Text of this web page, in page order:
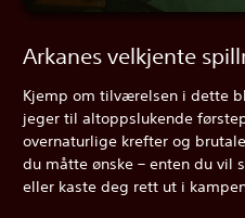
Arkanes velkjente
Kjemp om tilværelsen i dette
jeger til altoppslukende
overnaturlige krefter og
du måtte ønske – enten du vil
eller kaste deg rett ut i